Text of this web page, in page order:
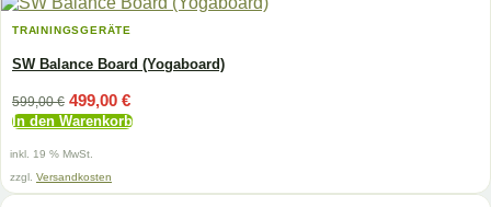
TRAININGSGERÄTE
SW Balance Board (Yogaboard)
599,00€ Ursprünglicher
Preis
war:
599,00 €
499,00 €Aktueller
Preis
In den Warenkorb
inkl. 19 % MwSt.
zzgl. Versandkosten